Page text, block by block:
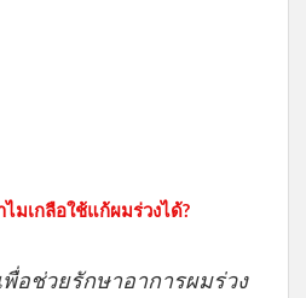
มเกลือใช้แก้ผมร่วงได้?
พื่อช่วยรักษาอาการผมร่วง